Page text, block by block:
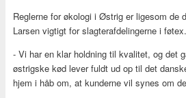
Reglerne for økologi i Østrig er ligesom de
Larsen vigtigt for slagterafdelingerne i føtex.
- Vi har en klar holdning til kvalitet, og det
østrigske kød lever fuldt ud op til det
hjem i håb om, at kunderne vil synes om